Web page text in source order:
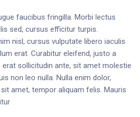
faucibus fringilla. Morbi lectus
sed, cursus efficitur turpis.
nisl, cursus vulputate libero iaculis
erat. Curabitur eleifend, justo a
sollicitudin ante, sit amet molestie
non leo nulla. Nulla enim dolor,
amet, tempor aliquam felis. Mauris